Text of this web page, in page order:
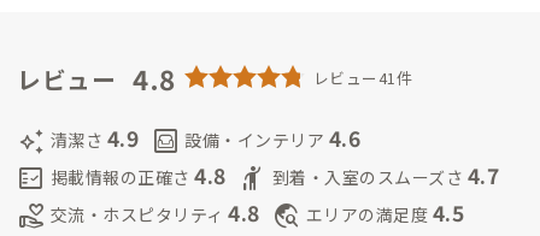
かな日々の中、ADDressと出逢う。色々な拠点で「出逢うべく
ユアセルフ」→「自分自身を好きになっていただく事」を目指
している。
・家守B「noriちゃん」1956年生、愛知県出身。
学は京都で過ごし当時は硬式テニスに熱中していました、今は
ゴルフに夢中で修行中です。流通業界で43年仕事を経て65歳で
レビュー 4.8 レビュー41件
auto_awesome 清潔さ 4.9 living 設備・インテリア 4.6
fact_check 掲載情報の正確さ 4.8 hail 到着・入室のスムーズさ 4.7
volunteer_activism 交流・ホスピタリティ 4.8 travel_explore エリアの満足度 4.5